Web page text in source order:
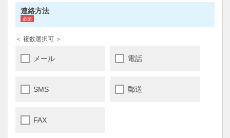
連絡方法
＜ 複数選択可 ＞
メール 電話
SMS 郵送
FAX